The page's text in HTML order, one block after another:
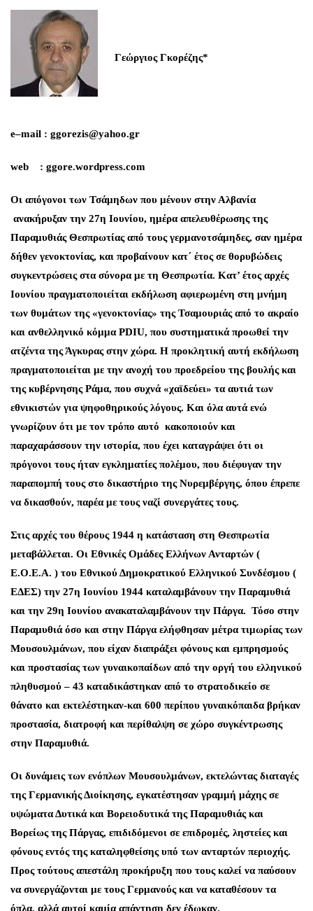
Γεώργιος Γκορέζης*
e–mail : ggorezis@yahoo.gr
web : ggore.wordpress.com
Oι απόγονοι των Τσάμηδων που μένουν στην Αλβανία
ανακήρυξαν την 27η Ιουνίου, ημέρα απελευθέρωσης της
Παραμυθιάς Θεσπρωτίας από τους γερμανοτσάμηδες, σαν ημέρα
δήθεν γενοκτονίας, και προβαίνουν κατ΄ έτος σε θορυβώδεις
συγκεντρώσεις στα σύνορα με τη Θεσπρωτία. Κατ’ έτος αρχές
Ιουνίου πραγματοποιείται εκδήλωση αφιερωμένη στη μνήμη
των θυμάτων της «γενοκτονίας» της Τσαμουριάς από το ακραίο
και ανθελληνικό κόμμα PDIU, που συστηματικά προωθεί την
ατζέντα της Άγκυρας στην χώρα. Η προκλητική αυτή εκδήλωση
πραγματοποιείται με την ανοχή του προεδρείου της βουλής και
της κυβέρνησης Ράμα, που συχνά «χαϊδεύει» τα αυτιά των
εθνικιστών για ψηφοθηρικούς λόγους. Και όλα αυτά ενώ
γνωρίζουν ότι με τον τρόπο αυτό κακοποιούν και
παραχαράσσουν την ιστορία, που έχει καταγράψει ότι οι
πρόγονοι τους ήταν εγκληματίες πολέμου, που διέφυγαν την
παραπομπή τους στο δικαστήριο της Νυρεμβέργης, όπου έπρεπε
να δικασθούν, παρέα με τους ναζί συνεργάτες τους.
Στις αρχές του θέρους 1944 η κατάσταση στη Θεσπρωτία
μεταβάλλεται. Οι Εθνικές Ομάδες Ελλήνων Ανταρτών (
Ε.Ο.Ε.Α. ) του Εθνικού Δημοκρατικού Ελληνικού Συνδέσμου (
ΕΔΕΣ) την 27η Ιουνίου 1944 καταλαμβάνουν την Παραμυθιά
και την 29η Ιουνίου ανακαταλαμβάνουν την Πάργα. Τόσο στην
Παραμυθιά όσο και στην Πάργα ελήφθησαν μέτρα τιμωρίας των
Μουσουλμάνων, που είχαν διαπράξει φόνους και εμπρησμούς
και προστασίας των γυναικοπαίδων από την οργή του ελληνικού
πληθυσμού – 43 καταδικάστηκαν από το στρατοδικείο σε
θάνατο και εκτελέστηκαν-και 600 περίπου γυναικόπαιδα βρήκαν
προστασία, διατροφή και περίθαλψη σε χώρο συγκέντρωσης
στην Παραμυθιά.
Οι δυνάμεις των ενόπλων Μουσουλμάνων, εκτελώντας διαταγές
της Γερμανικής Διοίκησης, εγκατέστησαν γραμμή μάχης σε
υψώματα Δυτικά και Βορειοδυτικά της Παραμυθιάς και
Βορείως της Πάργας, επιδιδόμενοι σε επιδρομές, ληστείες και
φόνους εντός της καταληφθείσης υπό των ανταρτών περιοχής.
Προς τούτους απεστάλη προκήρυξη που τους καλεί να παύσουν
να συνεργάζονται με τους Γερμανούς και να καταθέσουν τα
όπλα, αλλά αυτοί καμία απάντηση δεν έδωκαν.